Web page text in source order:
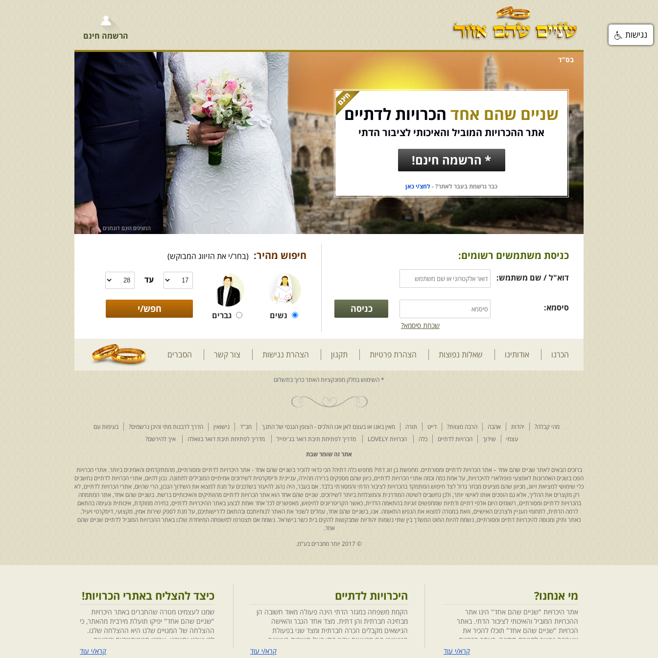
הרשמה חינם
בס"ד
שניים שהם אחד הכרויות לדתיים
אתר ההכרויות המוביל והאיכותי לציבור הדתי
* הרשמה חינם!
כבר נרשמת בעבר לאתר? -לחצ/י כאן
המציגים הינם דוגמנים
כניסת משתמשים רשומים:
דוא"ל / שם משתמש:
סיסמא:
שכחת סיסמא?
חיפוש מהיר: (בחר/י את הזיווג המבוקש)
נשים גברים
עד
הכרנו אודותינו שאלות נפוצות הצהרת פרטיות תקנון הצהרת נגישות צור קשר הסברים
מהי קבלה? יהדות אהבה הרבה מצוות? דייט תורה מאין באנו או בעצם לאן אנו הולכים - הצופן הגנטי של התנך חב"ד נישואין הדרך לרבנות מתי והיכן נרשמים?
בעימות עם
עצמי
שידוך הכרויות לדתיים כלה הכרויות LOVELY מדריך לפתיחת תיבת דואר בג'ימייל מדריך לפתיחת תיבת דואר בוואלה
איך להירשם?
אתר זה שומר שבת
ברוכים הבאים לאתר שניים שהם אחד – אתר הכרויות לדתיים ומסורתיים. מחפשת בן זוג דתי? מחפש כלה דתיה? הכי כדאי להכיר בשניים שהם אחד - אתר היכרויות לדתיים ומסורתיים, מהמתקדמים והאמינים ביותר. אתרי הכרויות
הפכו בשנים האחרונות לאמצעי פופולארי להיכרויות, על אחת כמה וכמה אתרי הכרויות לדתיים, כיוון שהם מספקים ברירה מהירה, עניינית ודיסקרטית לשידוכים אמיתיים המובילים לחתונה. נכון להיום, אתרי הכרויות לדתיים נחשבים
כלי שימושי למציאת זיווג, מכיוון שהם מציעים מבחר גדול לצד חיפוש המתמקד בהכרויות לציבור הדתי והמסורתי בלבד. אם בעבר, היה נהוג להיעזר בשדכנים על מנת למצוא את השידוך הנכון, הרי שהיום, אתרי הכרויות לדתיים, לא
רק מקצרים את ההליך, אלא גם הופכים אותו לאישי יותר, ולכן נחשבים לשיטה המודרנית והמוצלחת ביותר לשידוכים. שניים שהם אחד הוא אתר הכרויות לדתיים מהוותיקים והאיכותיים ברשת. בשניים שהם אחד, אתר המתמחה
בהכרויות לדתיים ומסורתיים, רשומים היום אלפי דתיים ודתיות שמחפשים זוגיות בהתאמה הדדית, כאשר הקריטריונים לחיפוש, מאפשרים לכל אחד ואחת לבצע באתר ההיכרויות לדתיים, בחירה ממוקדת, איכותית ונעימה בהתאם
לרמה הדתית, לתחומי העניין ולצרכים האישיים, וזאת במטרה למצוא את הנפש התאומה. אנו, בשניים שהם אחד, עמלים לשפר את האתר לנוחיותכם ובהתאם לדרישותיכם, על מנת לספק שירות אמין, מקצועי, דיסקרטי ויעיל.
כאתר ותיק ומנוסה להיכרויות דתיים ומסורתיים, נשמח להיות החוט המשדך בין שתי נשמות יהודיות שמבקשות להקים בית כשר בישראל. נשמח אם תצטרפו למשפחה המיוחדת שלנו באתר ההכרויות המוביל לדתיים שניים שהם
אחד.
© 2017 יותר מחברים בע"מ.
מי אנחנו?
אתר היכרויות "שניים שהם אחד" הינו אתר
ההכרויות המוביל והאיכותי לציבור הדתי. באתר
הכרויות "שניים שהם אחד" תוכלו להכיר את
שאהבה נפשך למטרת חתונה, באתר הכרויות
"שניים שהם אחד" הושקעו מחשבה ומאמציםקרא/י עוד
היכרויות לדתיים
הקמת משפחה במגזר הדתי הינה פעולה מאוד חשובה הן
מבחינה חברתית והן דתית. מצד אחד הגבר והאישה
הנישאים מקבלים הכרה חברתית ומצד שני בפעולת
הנישואין הם מבצעים אקט דתי בעל חשיבות ראשונה
במעלה. חשוב לציין בהקשר זה שגם הגורמים למפגשקרא/י עוד
כיצד להצליח באתרי הכרויות!
שמנו לעצמינו מטרה שהחברים באתר היכרויות
"שניים שהם אחד" יפיקו תועלת מירבית מהאתר, כי
ההצלחה של המנויים שלנו היא ההצלחה שלנו.
לכן ישבנו וחשבנו ,ערכנו סטטיסטיקות וקבוצות
מיקוד, בחנו התנהגויות ומגמות והמסקנה החדקרא/י עוד
נגישות